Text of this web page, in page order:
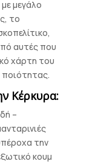
μεγάλο
το
αυτές που
χάρτη του
ποιότητας.
Κέρκυρα:
–
την
κουμ